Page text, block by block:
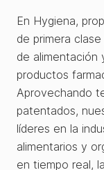
En Hygiena,
de primera
de alimentación
productos
Aprovechando
patentados,
líderes en la
alimentarios y
en tiempo real,